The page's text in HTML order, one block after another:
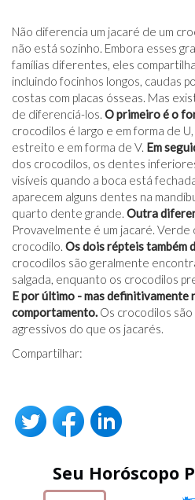
Não diferencia um jacaré de um
não está sozinho. Embora esses
famílias diferentes, eles
incluindo focinhos longos, caudas
costas com placas ósseas. Mas
de diferenciá-los. O primeiro é o
crocodilos é largo e em forma de
estreito e em forma de V. Em
dos crocodilos, os dentes
visíveis quando a boca está
aparecem alguns dentes na
quarto dente grande. Outra
Provavelmente é um jacaré. Verde
crocodilo. Os dois répteis também
crocodilos são geralmente
salgada, enquanto os crocodilos
E por último - mas definitivamente
comportamento. Os crocodilos
agressivos do que os jacarés.
Compartilhar:
Seu Horóscopo